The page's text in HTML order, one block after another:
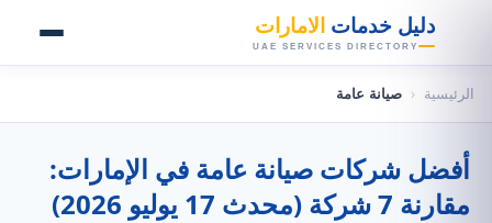
دليل خدمات الامارات
UAE SERVICES DIRECTORY
الرئيسية ‹ صيانة عامة
أفضل شركات صيانة عامة في الإمارات:
مقارنة 7 شركة (محدث 17 يوليو 2026)